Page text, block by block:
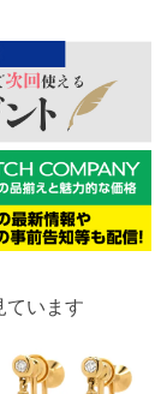
ています